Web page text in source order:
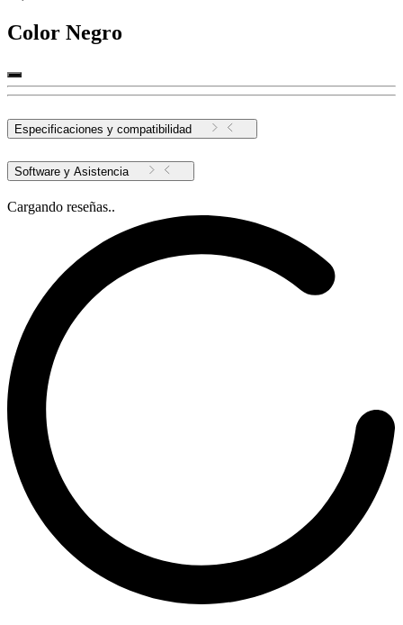
Color Negro
Especificaciones y compatibilidad
Software y Asistencia
Cargando reseñas..